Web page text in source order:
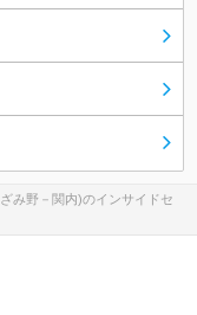
み野－関内)のインサイドセ